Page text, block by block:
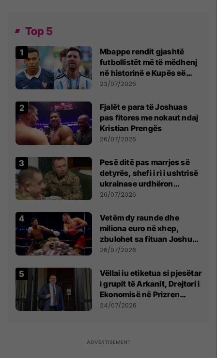
Top 5
Mbappe rendit gjashtë
futbollistët më të mëdhenj
në historinë e Kupës së
Botës, Messi mbetet i dyti
23/07/2026
Fjalët e para të Joshuas
pas fitores me nokaut ndaj
Kristian Prengës
26/07/2026
Pesë ditë pas marrjes së
detyrës, shefi i ri i ushtrisë
ukrainase urdhëron
kontroll të madh
26/07/2026
Vetëm dy raunde dhe
miliona euro në xhep,
zbulohet sa fituan Joshua
e Prenga
26/07/2026
Vëllai iu etiketua si pjesëtar
i grupit të Arkanit, Drejtori i
Ekonomisë në Prizren
mohon pretendimet
24/07/2026